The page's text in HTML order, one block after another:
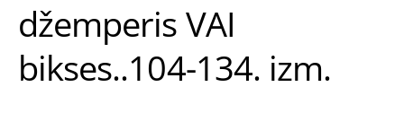
džemperis VAI
bikses..104-134. izm.